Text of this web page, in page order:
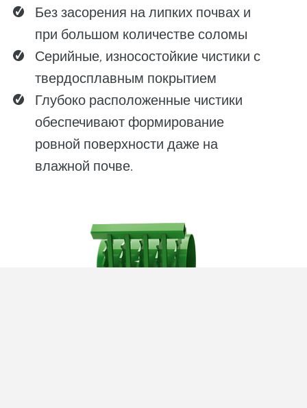
Без засорения на липких почвах и
при большом количестве соломы
Серийные, износостойкие чистики с
твердосплавным покрытием
Глубоко расположенные чистики
обеспечивают формирование
ровной поверхности даже на
влажной почве.